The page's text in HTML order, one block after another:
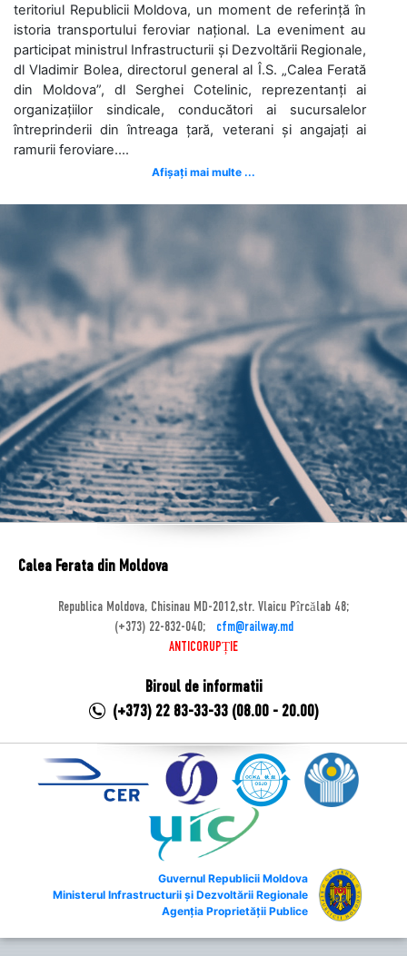
teritoriul Republicii Moldova, un moment de referință în
istoria transportului feroviar național. La eveniment au
participat ministrul Infrastructurii și Dezvoltării Regionale,
dl Vladimir Bolea, directorul general al Î.S. „Calea Ferată
din Moldova”, dl Serghei Cotelinic, reprezentanți ai
organizațiilor sindicale, conducători ai sucursalelor
întreprinderii din întreaga țară, veterani și angajați ai
ramurii feroviare....
Afișați mai multe ...
Calea Ferata din Moldova
Republica Moldova, Chisinau MD-2012,str. Vlaicu Pîrcălab 48;
(+373) 22-832-040;
cfm@railway.md
ANTICORUPȚIE
Biroul de informatii
(+373) 22 83-33-33 (08.00 - 20.00)
Guvernul Republicii Moldova
Ministerul Infrastructurii și Dezvoltării Regionale
Agenția Proprietății Publice